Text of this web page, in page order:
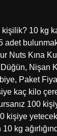
10 kg
adet
Nuts Kına
Nişan
Paket
kaç kilo
100
kişiye
kg